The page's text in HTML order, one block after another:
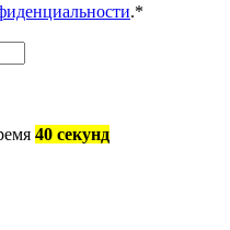
.*
40 секунд